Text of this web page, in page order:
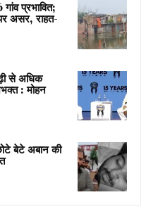
प्रभावित;
असर, राहत-
से अधिक
: मोहन
बेटे अबान की